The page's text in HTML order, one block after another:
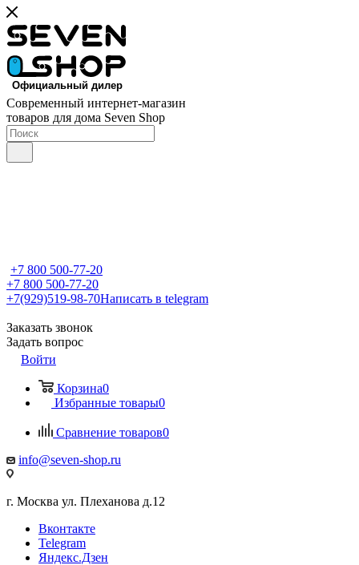
Современный интернет-магазин
товаров для дома Seven Shop
+7 800 500-77-20
+7 800 500-77-20
+7(929)519-98-70Написать в telegram
Заказать звонок
Задать вопрос
Войти
Корзина0
Избранные товары0
Сравнение товаров0
info@seven-shop.ru
г. Москва ул. Плеханова д.12
Вконтакте
Telegram
Яндекс.Дзен